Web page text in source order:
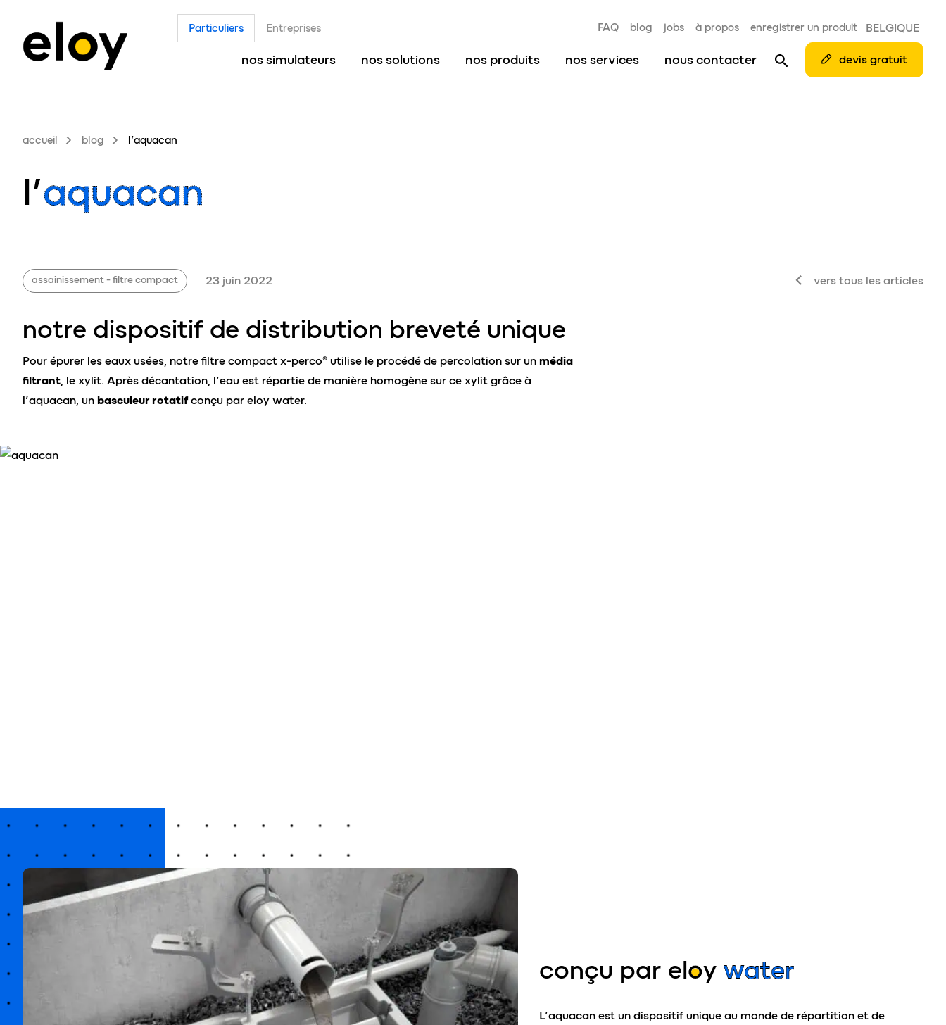
Particuliers Entreprises FAQ blog jobs à propos enregistrer un produit BELGIQUE
nos simulateurs nos solutions nos produits nos services nous contacter devis gratuit
accueil blog l’aquacan
l’aquacan
assainissement - filtre compact 23 juin 2022 vers tous les articles
notre dispositif de distribution breveté unique
Pour épurer les eaux usées, notre filtre compact x-perco® utilise le procédé de percolation sur un média
filtrant, le xylit. Après décantation, l’eau est répartie de manière homogène sur ce xylit grâce à
l’aquacan, un basculeur rotatifconçu par eloy water.
conçu par eloy water
L’aquacan est un dispositif unique au monde de répartition et de